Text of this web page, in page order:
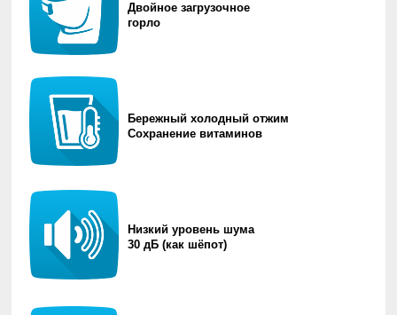
Двойное загрузочное
горло
Бережный холодный отжим
Сохранение витаминов
Низкий уровень шума
30 дБ (как шёпот)